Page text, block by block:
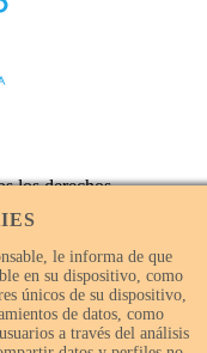
los derechos
le informa de que
en su dispositivo, como
únicos de su dispositivo,
de datos, como
a través del análisis